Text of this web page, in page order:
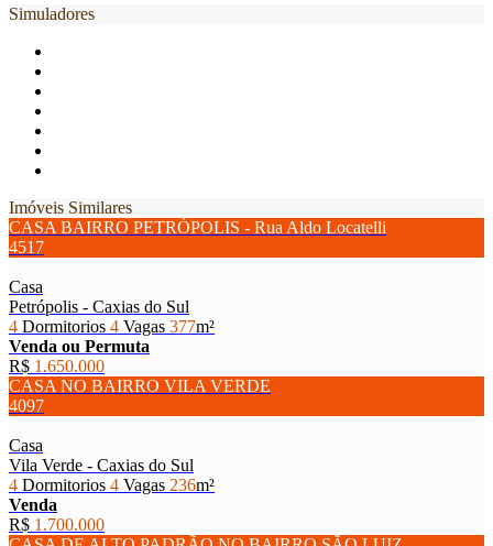
Simuladores
Imóveis Similares
CASA BAIRRO PETRÓPOLIS - Rua Aldo Locatelli
4517
Casa
Petrópolis - Caxias do Sul
4 Dormitorios 4 Vagas 377m²
Venda ou Permuta
R$ 1.650.000
CASA NO BAIRRO VILA VERDE
4097
Casa
Vila Verde - Caxias do Sul
4 Dormitorios 4 Vagas 236m²
Venda
R$ 1.700.000